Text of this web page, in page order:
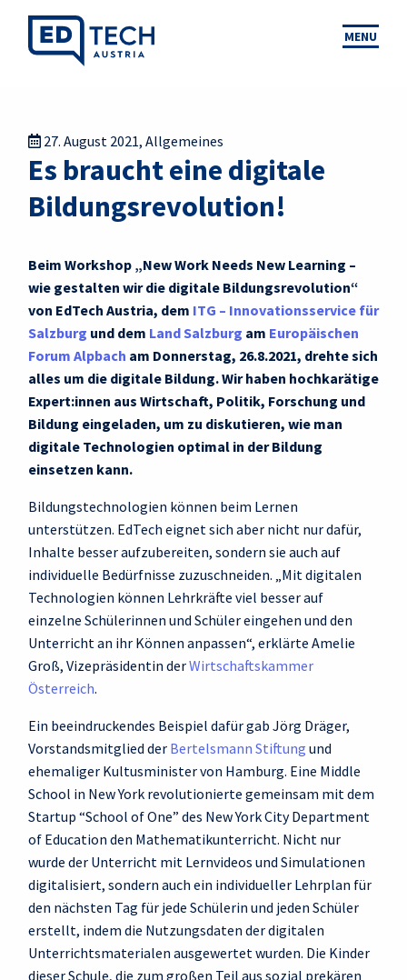
MENU
27. August 2021, Allgemeines
Es braucht eine digitale
Bildungsrevolution!
Beim Workshop „New Work Needs New Learning –
wie gestalten wir die digitale Bildungsrevolution“
von EdTech Austria, dem ITG – Innovationsservice für
Salzburg und dem Land Salzburg am Europäischen
Forum Alpbach am Donnerstag, 26.8.2021, drehte sich
alles um die digitale Bildung. Wir haben hochkarätige
Expert:innen aus Wirtschaft, Politik, Forschung und
Bildung eingeladen, um zu diskutieren, wie man
digitale Technologien optimal in der Bildung
einsetzen kann.
Bildungstechnologien können beim Lernen
unterstützen. EdTech eignet sich aber nicht nur dafür,
Inhalte besser aufzubereiten, sondern sie auch auf
individuelle Bedürfnisse zuzuschneiden. „Mit digitalen
Technologien können Lehrkräfte viel besser auf
einzelne Schülerinnen und Schüler eingehen und den
Unterricht an ihr Können anpassen“, erklärte Amelie
Groß, Vizepräsidentin derWirtschaftskammer
Österreich.
Ein beeindruckendes Beispiel dafür gab Jörg Dräger,
Vorstandsmitglied der Bertelsmann Stiftung und
ehemaliger Kultusminister von Hamburg. Eine Middle
School in New York revolutionierte gemeinsam mit dem
Startup “School of One” des New York City Department
of Education den Mathematikunterricht. Nicht nur
wurde der Unterricht mit Lernvideos und Simulationen
digitalisiert, sondern auch ein individueller Lehrplan für
den nächsten Tag für jede Schülerin und jeden Schüler
erstellt, indem die Nutzungsdaten der digitalen
Unterrichtsmaterialen ausgewertet wurden. Die Kinder
dieser Schule, die zum großen Teil aus sozial prekären